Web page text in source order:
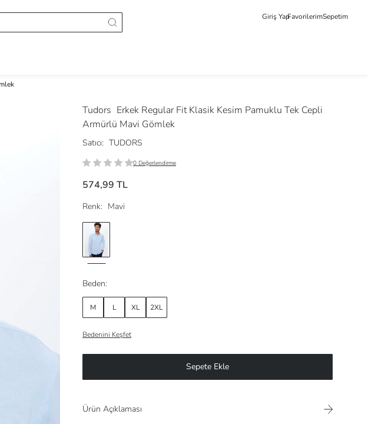
Giriş YapFavorilerimSepetim
Tudors Erkek Regular Fit Klasik Kesim Pamuklu Tek Cepli
Armürlü Mavi Gömlek
Satıcı: TUDORS
0 Değerlendirme
574,99 TL
Renk: Mavi
Beden:
M L XL 2XL
Bedenini Keşfet
Sepete Ekle
Ürün Açıklaması